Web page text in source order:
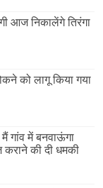
आज निकालेंगे तिरंगा
को लागू किया गया
गांव में बनवाऊंगा
की दी धमकी